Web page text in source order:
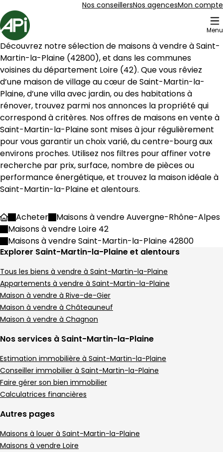
Nos conseillersNos agencesMon compte
Accueil
Menu
1 Maisons à vendre à Saint-Martin-la-Plaine (42800)
210 m² 8 pièces Saint-Joseph
Aller à l'image1
Aller à l'image2
Aller à l'image3
Aller à l'image4
Aller à l'image5
Saint-Joseph - 42800
Maison • 8 pièces • 210 m²
DPE :
C 6 chambres
,
Terrain 1240 m²
1 Terrasse
Découvrez notre sélection de maisons à vendre à Saint-
Martin-la-Plaine (42800), et dans les communes
voisines du département Loire (42). Que vous rêviez
d’une maison de village au cœur de Saint-Martin-la-
Plaine, d’une villa avec jardin, ou des habitations à
rénover, trouvez parmi nos annonces la propriété qui
Saint-Martin-la-Plaine sont mises à jour régulièrement
pour vous garantir un choix varié, du centre-bourg aux
environs proches. Utilisez nos filtres pour affiner votre
recherche par prix, surface, nombre de pièces ou
Saint-Martin-la-Plaine et alentours.
AccueilAcheter
Maisons à vendre Auvergne-Rhône-Alpes
Maisons à vendre Loire 42
Maisons à vendre Saint-Martin-la-Plaine 42800
Explorer Saint-Martin-la-Plaine et alentours
Tous les biens à vendre à Saint-Martin-la-Plaine
Appartements à vendre à Saint-Martin-la-Plaine
Maison à vendre à Rive-de-Gier
Maison à vendre à Châteauneuf
Maison à vendre à Chagnon
Nos services à Saint-Martin-la-Plaine
Estimation immobilière à Saint-Martin-la-Plaine
Conseiller immobilier à Saint-Martin-la-Plaine
Faire gérer son bien immobilier
Calculatrices financières
Autres pages
Maisons à louer à Saint-Martin-la-Plaine
Maisons à vendre Loire